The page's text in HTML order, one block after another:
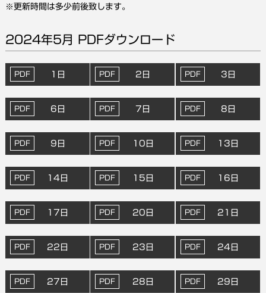
更新時間は多少前後致します。
2024年5月 PDFダウンロード
1日 2日 3日
6日 7日 8日
9日 10日 13日
14日 15日 16日
17日 20日 21日
22日 23日 24日
27日 28日 29日